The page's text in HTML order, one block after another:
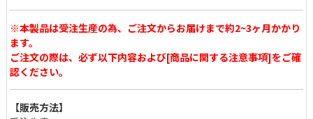
リクライニング時｜二人の好みに合わせて
左右側面の操作ボタンで座面ごとに角度調整が可能。ボタンを押し
ている間、背もたれがゆっくりと倒れながら、フットレストが上昇
します。座る人それぞれの好みに合わせてお使いいただけます。
※本製品は受注生産の為、ご注文からお届けまで約2~3ヶ月かかり
ます。
ご注文の際は、必ず以下内容および[商品に関する注意事項]をご確
認ください。
【販売方法】